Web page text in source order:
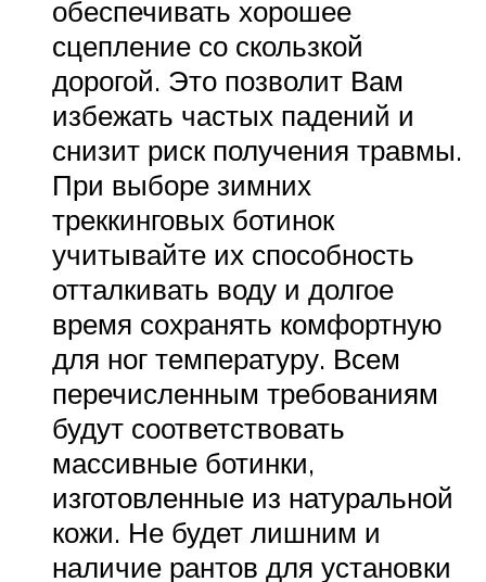
обеспечивать хорошее
сцепление со скользкой
дорогой. Это позволит Вам
избежать частых падений и
снизит риск получения травмы.
При выборе зимних
треккинговых ботинок
учитывайте их способность
отталкивать воду и долгое
время сохранять комфортную
для ног температуру. Всем
перечисленным требованиям
будут соответствовать
массивные ботинки,
изготовленные из натуральной
кожи. Не будет лишним и
наличие рантов для установки